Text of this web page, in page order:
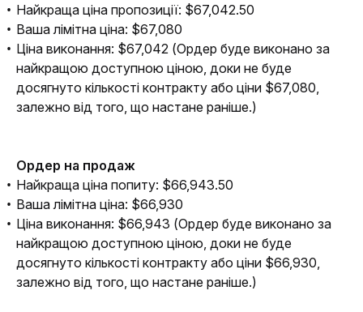
Найкраща ціна пропозиції: $67,042.50
Ваша лімітна ціна: $67,080
Ціна виконання: $67,042 (Ордер буде виконано за
найкращою доступною ціною, доки не буде
досягнуто кількості контракту або ціни $67,080,
залежно від того, що настане раніше.)
Ордер на продаж
Найкраща ціна попиту: $66,943.50
Ваша лімітна ціна: $66,930
Ціна виконання: $66,943 (Ордер буде виконано за
найкращою доступною ціною, доки не буде
досягнуто кількості контракту або ціни $66,930,
залежно від того, що настане раніше.)